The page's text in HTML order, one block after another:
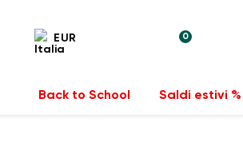
EUR 0
Back to School Saldi estivi %